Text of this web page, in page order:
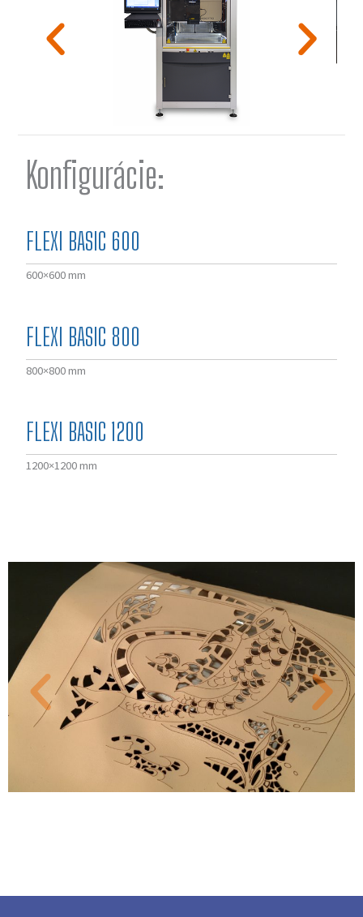
Konfigurácie:
FLEXI BASIC 600
600×600 mm
FLEXI BASIC 800
800×800 mm
FLEXI BASIC 1200
1200×1200 mm